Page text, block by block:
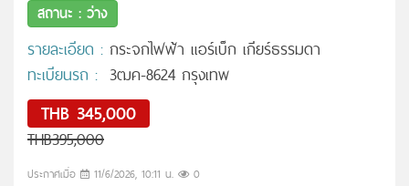
สถานะ : ว่าง
รายละเอียด : กระจกไฟฟ้า แอร์เบ็ก เกียร์ธรรมดา
ทะเบียนรถ : 3ฒค-8624 กรุงเทพ
THB 345,000
THB395,000
ประกาศเมื่อ 11/6/2026, 10:11 น. 0